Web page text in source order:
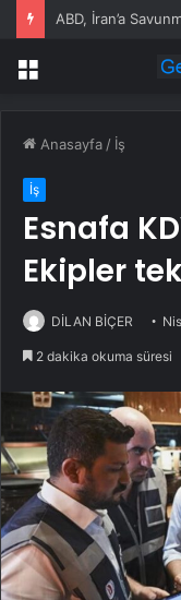
ABD, İran’a
Menü
Anasayfa / İş
İş
Esnafa
Ekipler
DİLAN BİÇER
2 dakika okuma süresi